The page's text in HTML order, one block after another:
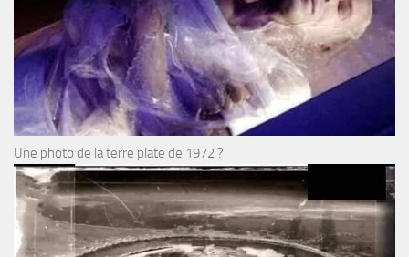
Une photo de la terre plate de 1972 ?